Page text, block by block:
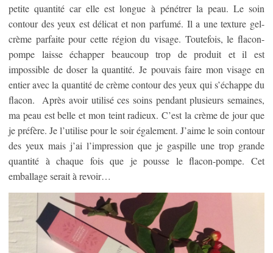
petite quantité car elle est longue à pénétrer la peau. Le soin
contour des yeux est délicat et non parfumé. Il a une texture gel-
crème parfaite pour cette région du visage. Toutefois, le flacon-
pompe laisse échapper beaucoup trop de produit et il est
impossible de doser la quantité. Je pouvais faire mon visage en
entier avec la quantité de crème contour des yeux qui s’échappe du
flacon. Après avoir utilisé ces soins pendant plusieurs semaines,
ma peau est belle et mon teint radieux. C’est la crème de jour que
je préfère. Je l’utilise pour le soir également. J’aime le soin contour
des yeux mais j’ai l’impression que je gaspille une trop grande
quantité à chaque fois que je pousse le flacon-pompe. Cet
emballage serait à revoir…